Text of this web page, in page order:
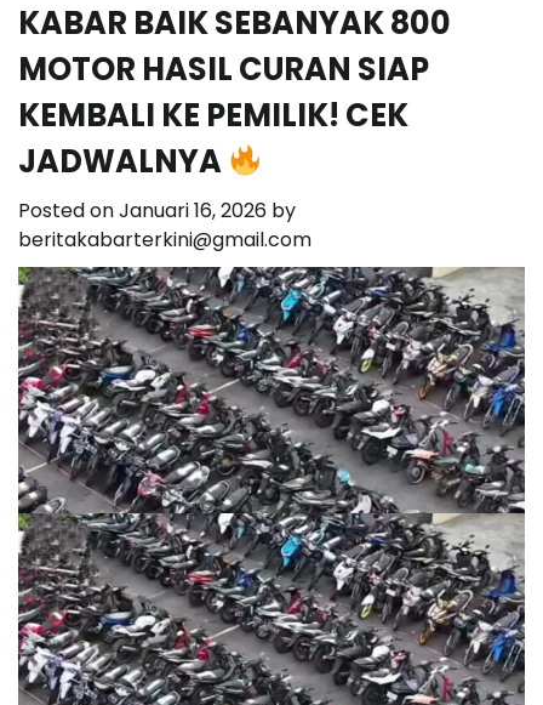
KABAR BAIK SEBANYAK 800
MOTOR HASIL CURAN SIAP
KEMBALI KE PEMILIK! CEK
JADWALNYA
Posted onJanuari 16, 2026 by
beritakabarterkini@gmail.com